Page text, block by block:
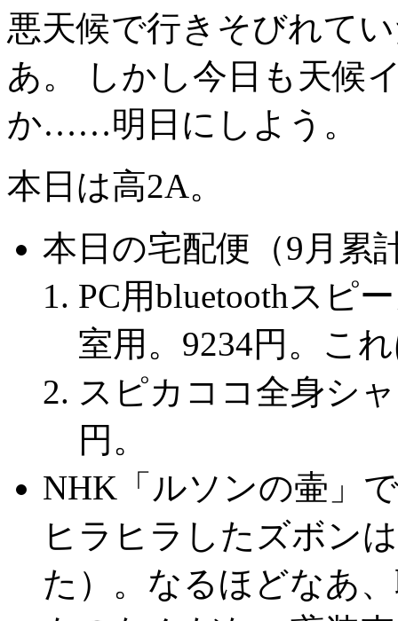
悪天候で行きそびれて
あ。 しかし今日も天
か……明日にしよう。
本日は高2A。
本日の宅配便（9月累
PC用bluetoothスピ
室用。9234円。こ
スピカココ全身シ
円。
NHK「ルソンの壷」
ヒラヒラしたズボン
た）。なるほどなあ